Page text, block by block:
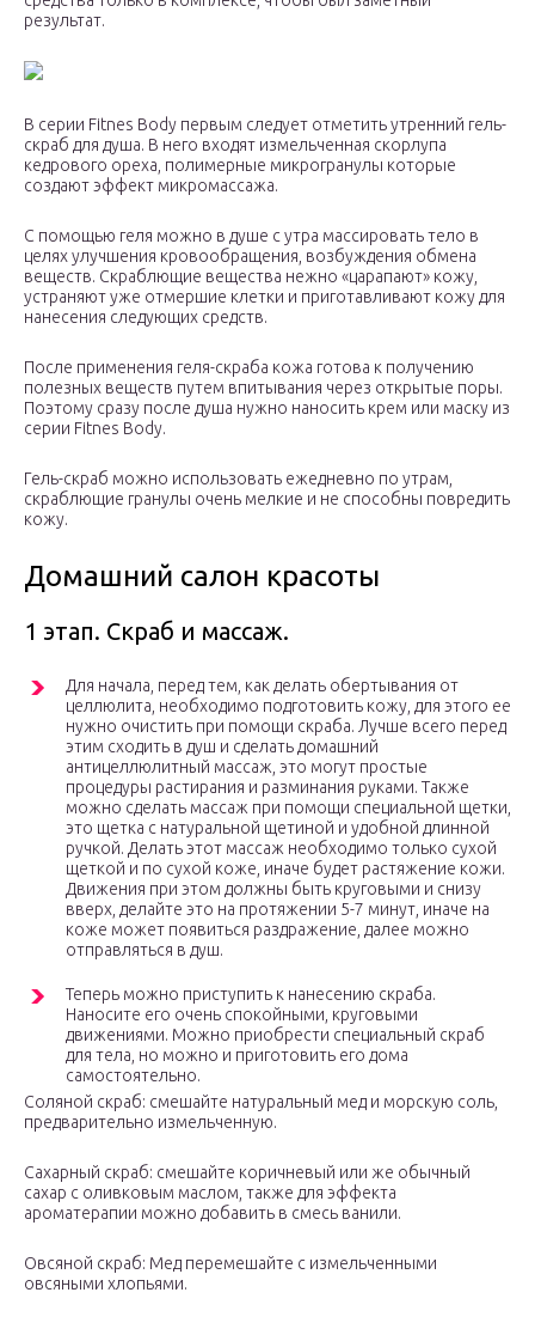
результат.
В серии Fitnes Body первым следует отметить утренний гель-
скраб для душа. В него входят измельченная скорлупа
кедрового ореха, полимерные микрогранулы которые
создают эффект микромассажа.
С помощью геля можно в душе с утра массировать тело в
целях улучшения кровообращения, возбуждения обмена
веществ. Скраблющие вещества нежно «царапают» кожу,
устраняют уже отмершие клетки и приготавливают кожу для
нанесения следующих средств.
После применения геля-скраба кожа готова к получению
полезных веществ путем впитывания через открытые поры.
Поэтому сразу после душа нужно наносить крем или маску из
серии Fitnes Body.
Гель-скраб можно использовать ежедневно по утрам,
скраблющие гранулы очень мелкие и не способны повредить
кожу.
Домашний салон красоты
1 этап. Скраб и массаж.
Для начала, перед тем, как делать обертывания от
целлюлита, необходимо подготовить кожу, для этого ее
нужно очистить при помощи скраба. Лучше всего перед
этим сходить в душ и сделать домашний
антицеллюлитный массаж, это могут простые
процедуры растирания и разминания руками. Также
можно сделать массаж при помощи специальной щетки,
это щетка с натуральной щетиной и удобной длинной
ручкой. Делать этот массаж необходимо только сухой
щеткой и по сухой коже, иначе будет растяжение кожи.
Движения при этом должны быть круговыми и снизу
вверх, делайте это на протяжении 5-7 минут, иначе на
коже может появиться раздражение, далее можно
отправляться в душ.
Теперь можно приступить к нанесению скраба.
Наносите его очень спокойными, круговыми
движениями. Можно приобрести специальный скраб
для тела, но можно и приготовить его дома
самостоятельно.
Соляной скраб: смешайте натуральный мед и морскую соль,
предварительно измельченную.
Сахарный скраб: смешайте коричневый или же обычный
сахар с оливковым маслом, также для эффекта
ароматерапии можно добавить в смесь ванили.
Овсяной скраб: Мед перемешайте с измельченными
овсяными хлопьями.